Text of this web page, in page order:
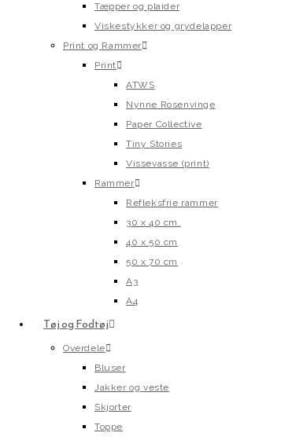
Tæpper og plaider
Viskestykker og grydelapper
Print og Rammer
Print
ATWS
Nynne Rosenvinge
Paper Collective
Tiny Stories
Vissevasse (print)
Rammer
Refleksfrie rammer
30 x 40 cm.
40 x 50 cm
50 x 70 cm
A3
A4
Tøj og Fodtøj
Overdele
Bluser
Jakker og veste
Skjorter
Toppe